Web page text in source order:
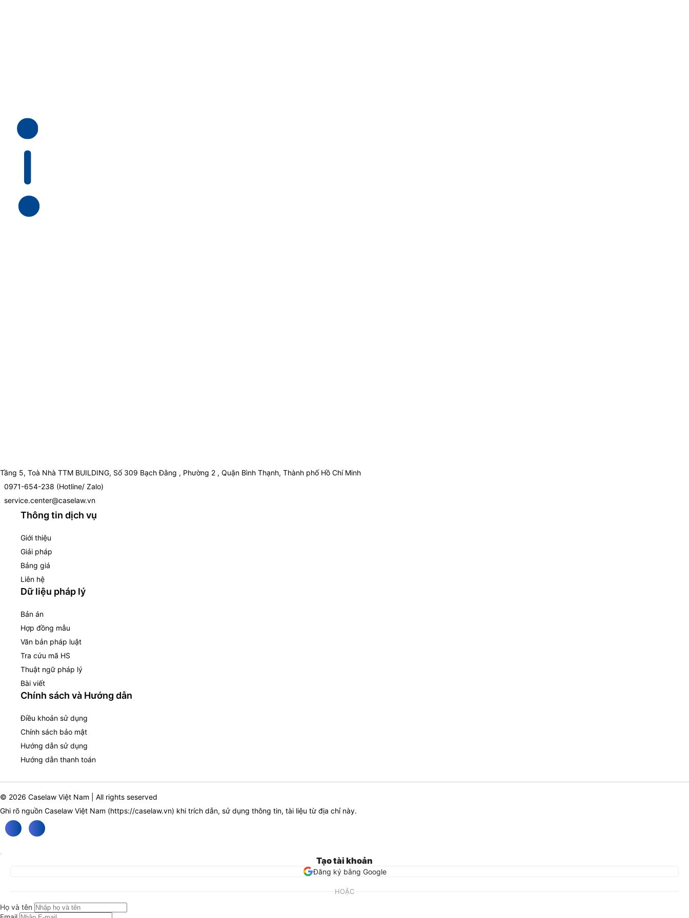
Tầng 5, Toà Nhà TTM BUILDING, Số 309 Bạch Đằng , Phường 2 , Quận Bình Thạnh, Thành phố Hồ Chí Minh
0971-654-238 (Hotline/ Zalo)
service.center@caselaw.vn
Thông tin dịch vụ
Giới thiệu
Giải pháp
Bảng giá
Liên hệ
Dữ liệu pháp lý
Bản án
Hợp đồng mẫu
Văn bản pháp luật
Tra cứu mã HS
Thuật ngữ pháp lý
Bài viết
Chính sách và Hướng dẫn
Điều khoản sử dụng
Chính sách bảo mật
Hướng dẫn sử dụng
Hướng dẫn thanh toán
© 2026 Caselaw Việt Nam | All rights seserved
Ghi rõ nguồn Caselaw Việt Nam (https://caselaw.vn) khi trích dẫn, sử dụng thông tin, tài liệu từ địa chỉ này.
Tạo tài khoản
Đăng ký bằng Google
HOẶC
Họ và tên